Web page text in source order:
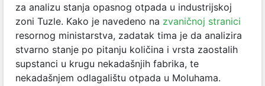
za analizu stanja opasnog otpada u industrijskoj
zoni Tuzle. Kako je navedeno na zvaničnoj stranici
resornog ministarstva, zadatak tima je da analizira
stvarno stanje po pitanju količina i vrsta zaostalih
supstanci u krugu nekadašnjih fabrika, te
nekadašnjem odlagalištu otpada u Moluhama.